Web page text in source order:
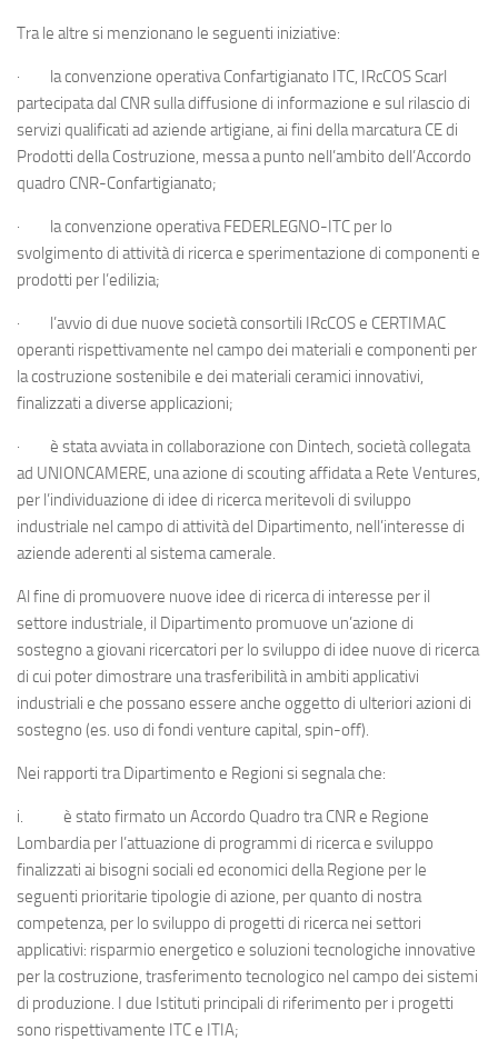
Tra le altre si menzionano le seguenti iniziative:
· la convenzione operativa Confartigianato ITC, IRcCOS Scarl
partecipata dal CNR sulla diffusione di informazione e sul rilascio di
servizi qualificati ad aziende artigiane, ai fini della marcatura CE di
Prodotti della Costruzione, messa a punto nell’ambito dell’Accordo
quadro CNR-Confartigianato;
· la convenzione operativa FEDERLEGNO-ITC per lo
svolgimento di attività di ricerca e sperimentazione di componenti e
prodotti per l’edilizia;
· l’avvio di due nuove società consortili IRcCOS e CERTIMAC
operanti rispettivamente nel campo dei materiali e componenti per
la costruzione sostenibile e dei materiali ceramici innovativi,
finalizzati a diverse applicazioni;
· è stata avviata in collaborazione con Dintech, società collegata
ad UNIONCAMERE, una azione di scouting affidata a Rete Ventures,
per l’individuazione di idee di ricerca meritevoli di sviluppo
industriale nel campo di attività del Dipartimento, nell’interesse di
aziende aderenti al sistema camerale.
Al fine di promuovere nuove idee di ricerca di interesse per il
settore industriale, il Dipartimento promuove un’azione di
sostegno a giovani ricercatori per lo sviluppo di idee nuove di ricerca
di cui poter dimostrare una trasferibilità in ambiti applicativi
industriali e che possano essere anche oggetto di ulteriori azioni di
sostegno (es. uso di fondi venture capital, spin-off).
Nei rapporti tra Dipartimento e Regioni si segnala che:
i. è stato firmato un Accordo Quadro tra CNR e Regione
Lombardia per l’attuazione di programmi di ricerca e sviluppo
finalizzati ai bisogni sociali ed economici della Regione per le
seguenti prioritarie tipologie di azione, per quanto di nostra
competenza, per lo sviluppo di progetti di ricerca nei settori
applicativi: risparmio energetico e soluzioni tecnologiche innovative
per la costruzione, trasferimento tecnologico nel campo dei sistemi
di produzione. I due Istituti principali di riferimento per i progetti
sono rispettivamente ITC e ITIA;